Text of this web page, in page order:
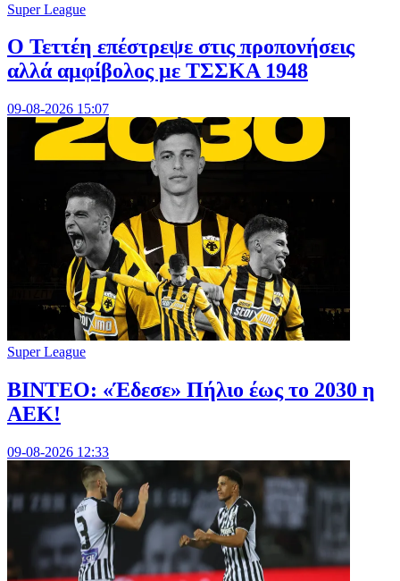
Super League
Ο Τεττέη επέστρεψε στις προπονήσεις
αλλά αμφίβολος με ΤΣΣΚΑ 1948
09-08-2026 15:07
Super League
ΒΙΝΤΕΟ: «Έδεσε» Πήλιο έως το 2030 η
ΑΕΚ!
09-08-2026 12:33